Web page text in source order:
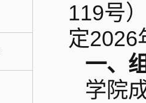
119号
定2026
一、
学院